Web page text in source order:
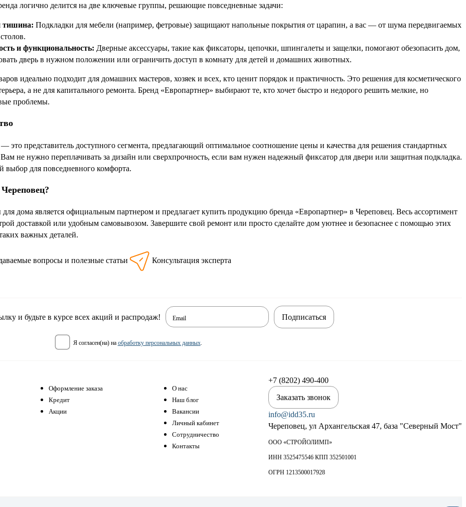
логично делится на две ключевые группы, решающие повседневные задачи:
тишина: Подкладки для мебели (например, фетровые) защищают напольные покрытия от царапин, а вас — от шума передвигаемых
и функциональность: Дверные аксессуары, такие как фиксаторы, цепочки, шпингалеты и защелки, помогают обезопасить дом,
дверь в нужном положении или ограничить доступ в комнату для детей и домашних животных.
идеально подходит для домашних мастеров, хозяек и всех, кто ценит порядок и практичность. Это решения для косметического
а не для капитального ремонта. Бренд «Европартнер» выбирают те, кто хочет быстро и недорого решить мелкие, но
проблемы.
это представитель доступного сегмента, предлагающий оптимальное соотношение цены и качества для решения стандартных
не нужно переплачивать за дизайн или сверхпрочность, если вам нужен надежный фиксатор для двери или защитная подкладка.
выбор для повседневного комфорта.
дома является официальным партнером и предлагает купить продукцию бренда «Европартнер» в Череповец. Весь ассортимент
доставкой или удобным самовывозом. Завершите свой ремонт или просто сделайте дом уютнее и безопаснее с помощью этих
важных деталей.
вопросы и полезные статьи Консультация эксперта
и будьте в курсе всех акций и распродаж! Email
я согласен(на) на обработку персональных данных.
Подписаться
Оформление заказа
Кредит
Акции
О нас
Наш блог
Вакансии
Личный кабинет
Сотрудничество
Контакты
+7 (8202) 490-400
Заказать звонок
info@idd35.ru
Череповец, ул Архангельская 47, база "Северный Мост"
ООО «СТРОЙОЛИМП»
ИНН 3525475546 КПП 352501001
ОГРН 1213500017928